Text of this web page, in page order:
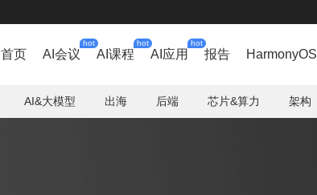
首页 AI会议
hot
AI课程
hot
AI应用
hot
报告 HarmonyOS
AI&大模型 出海 后端 芯片&算力 架构